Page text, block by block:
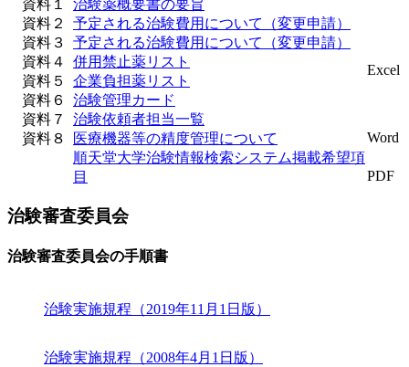
資料１
治験薬概要書の要旨
資料２
予定される治験費用について（変更申請）
Excel
資料３
予定される治験費用について（変更申請）
資料４
併用禁止薬リスト
資料５
企業負担薬リスト
資料６
治験管理カード
資料７
治験依頼者担当一覧
Word
資料８
医療機器等の精度管理について
順天堂大学治験情報検索システム掲載希望項
目
PDF
治験審査委員会
治験審査委員会の手順書
治験実施規程（2019年11月1日版）
治験実施規程（2008年4月1日版）